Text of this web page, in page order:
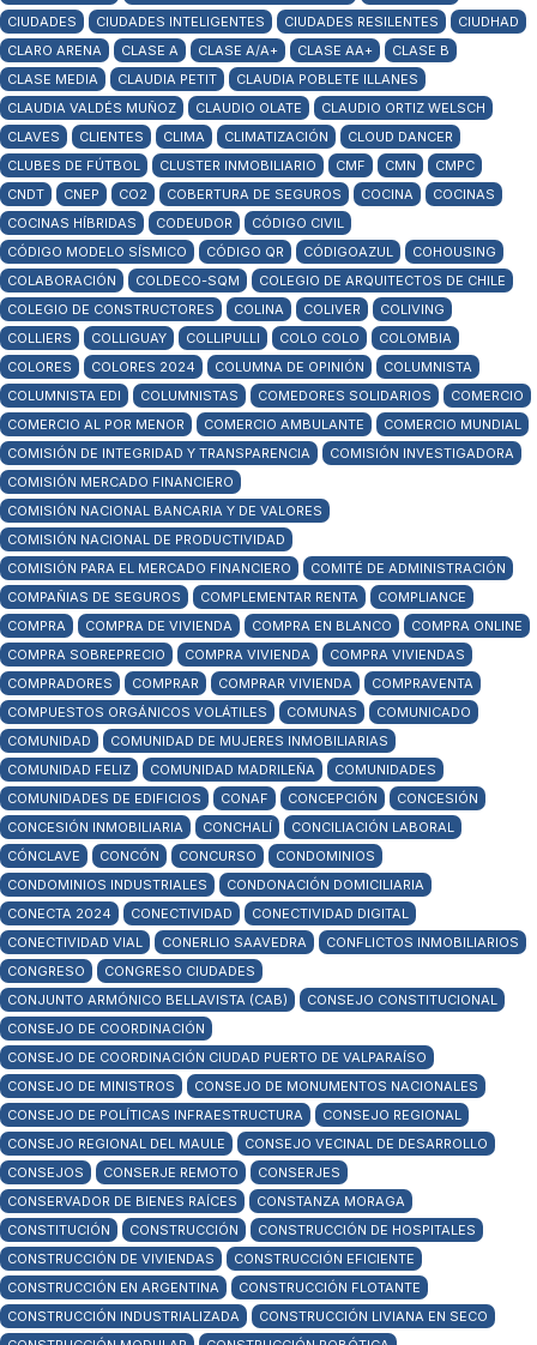
CIUDADES
CIUDADES INTELIGENTES CIUDADES RESILENTES
CIUDHAD
CLARO ARENA
CLASE A CLASE A/A+ CLASE AA+
CLASE B
CLASE MEDIA
CLAUDIA PETIT
CLAUDIA POBLETE ILLANES
CLAUDIA VALDÉS MUÑOZ
CLAUDIO OLATE
CLAUDIO ORTIZ WELSCH
CLAVES
CLIENTES CLIMA CLIMATIZACIÓN
CLOUD DANCER
CLUBES DE FÚTBOL
CLUSTER INMOBILIARIO CMF CMN
CMPC
CNDT
CNEP CO2 COBERTURA DE SEGUROS COCINA
COCINAS
COCINAS HÍBRIDAS
CODEUDOR
CÓDIGO CIVIL
CÓDIGO MODELO SÍSMICO
CÓDIGO QR CÓDIGOAZUL
COHOUSING
COLABORACIÓN
COLDECO-SQM
COLEGIO DE ARQUITECTOS DE CHILE
COLEGIO DE CONSTRUCTORES
COLINA COLIVER
COLIVING
COLLIERS
COLLIGUAY COLLIPULLI COLO COLO
COLOMBIA
COLORES
COLORES 2024 COLUMNA DE OPINIÓN
COLUMNISTA
COLUMNISTA EDI
COLUMNISTAS COMEDORES SOLIDARIOS
COMERCIO
COMERCIO AL POR MENOR
COMERCIO AMBULANTE
COMERCIO MUNDIAL
COMISIÓN DE INTEGRIDAD Y TRANSPARENCIA
COMISIÓN INVESTIGADORA
COMISIÓN MERCADO FINANCIERO
COMISIÓN NACIONAL BANCARIA Y DE VALORES
COMISIÓN NACIONAL DE PRODUCTIVIDAD
COMISIÓN PARA EL MERCADO FINANCIERO
COMITÉ DE ADMINISTRACIÓN
COMPAÑIAS DE SEGUROS
COMPLEMENTAR RENTA
COMPLIANCE
COMPRA
COMPRA DE VIVIENDA COMPRA EN BLANCO
COMPRA ONLINE
COMPRA SOBREPRECIO
COMPRA VIVIENDA
COMPRA VIVIENDAS
COMPRADORES
COMPRAR COMPRAR VIVIENDA
COMPRAVENTA
COMPUESTOS ORGÁNICOS VOLÁTILES
COMUNAS
COMUNICADO
COMUNIDAD
COMUNIDAD DE MUJERES INMOBILIARIAS
COMUNIDAD FELIZ
COMUNIDAD MADRILEÑA
COMUNIDADES
COMUNIDADES DE EDIFICIOS
CONAF CONCEPCIÓN
CONCESIÓN
CONCESIÓN INMOBILIARIA
CONCHALÍ
CONCILIACIÓN LABORAL
CÓNCLAVE
CONCÓN CONCURSO
CONDOMINIOS
CONDOMINIOS INDUSTRIALES
CONDONACIÓN DOMICILIARIA
CONECTA 2024
CONECTIVIDAD
CONECTIVIDAD DIGITAL
CONECTIVIDAD VIAL
CONERLIO SAAVEDRA
CONFLICTOS INMOBILIARIOS
CONGRESO
CONGRESO CIUDADES
CONJUNTO ARMÓNICO BELLAVISTA (CAB)
CONSEJO CONSTITUCIONAL
CONSEJO DE COORDINACIÓN
CONSEJO DE COORDINACIÓN CIUDAD PUERTO DE VALPARAÍSO
CONSEJO DE MINISTROS
CONSEJO DE MONUMENTOS NACIONALES
CONSEJO DE POLÍTICAS INFRAESTRUCTURA
CONSEJO REGIONAL
CONSEJO REGIONAL DEL MAULE
CONSEJO VECINAL DE DESARROLLO
CONSEJOS
CONSERJE REMOTO
CONSERJES
CONSERVADOR DE BIENES RAÍCES
CONSTANZA MORAGA
CONSTITUCIÓN
CONSTRUCCIÓN
CONSTRUCCIÓN DE HOSPITALES
CONSTRUCCIÓN DE VIVIENDAS
CONSTRUCCIÓN EFICIENTE
CONSTRUCCIÓN EN ARGENTINA
CONSTRUCCIÓN FLOTANTE
CONSTRUCCIÓN INDUSTRIALIZADA
CONSTRUCCIÓN LIVIANA EN SECO